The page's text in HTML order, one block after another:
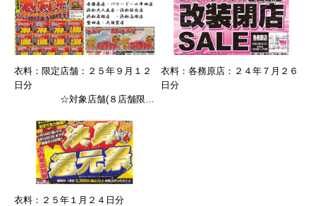
衣料：限定店舗：２５年９月１２
日分
☆対象店舗(８店舗限
各務原店・
パワードーム半田店・浜松大人見
店・浜松桜台店
浜松名塚店・浜松高塚店・磐田
店・大須賀店
衣料：各務原店：２４年７月２６
日分
衣料：２５年１月２４日分